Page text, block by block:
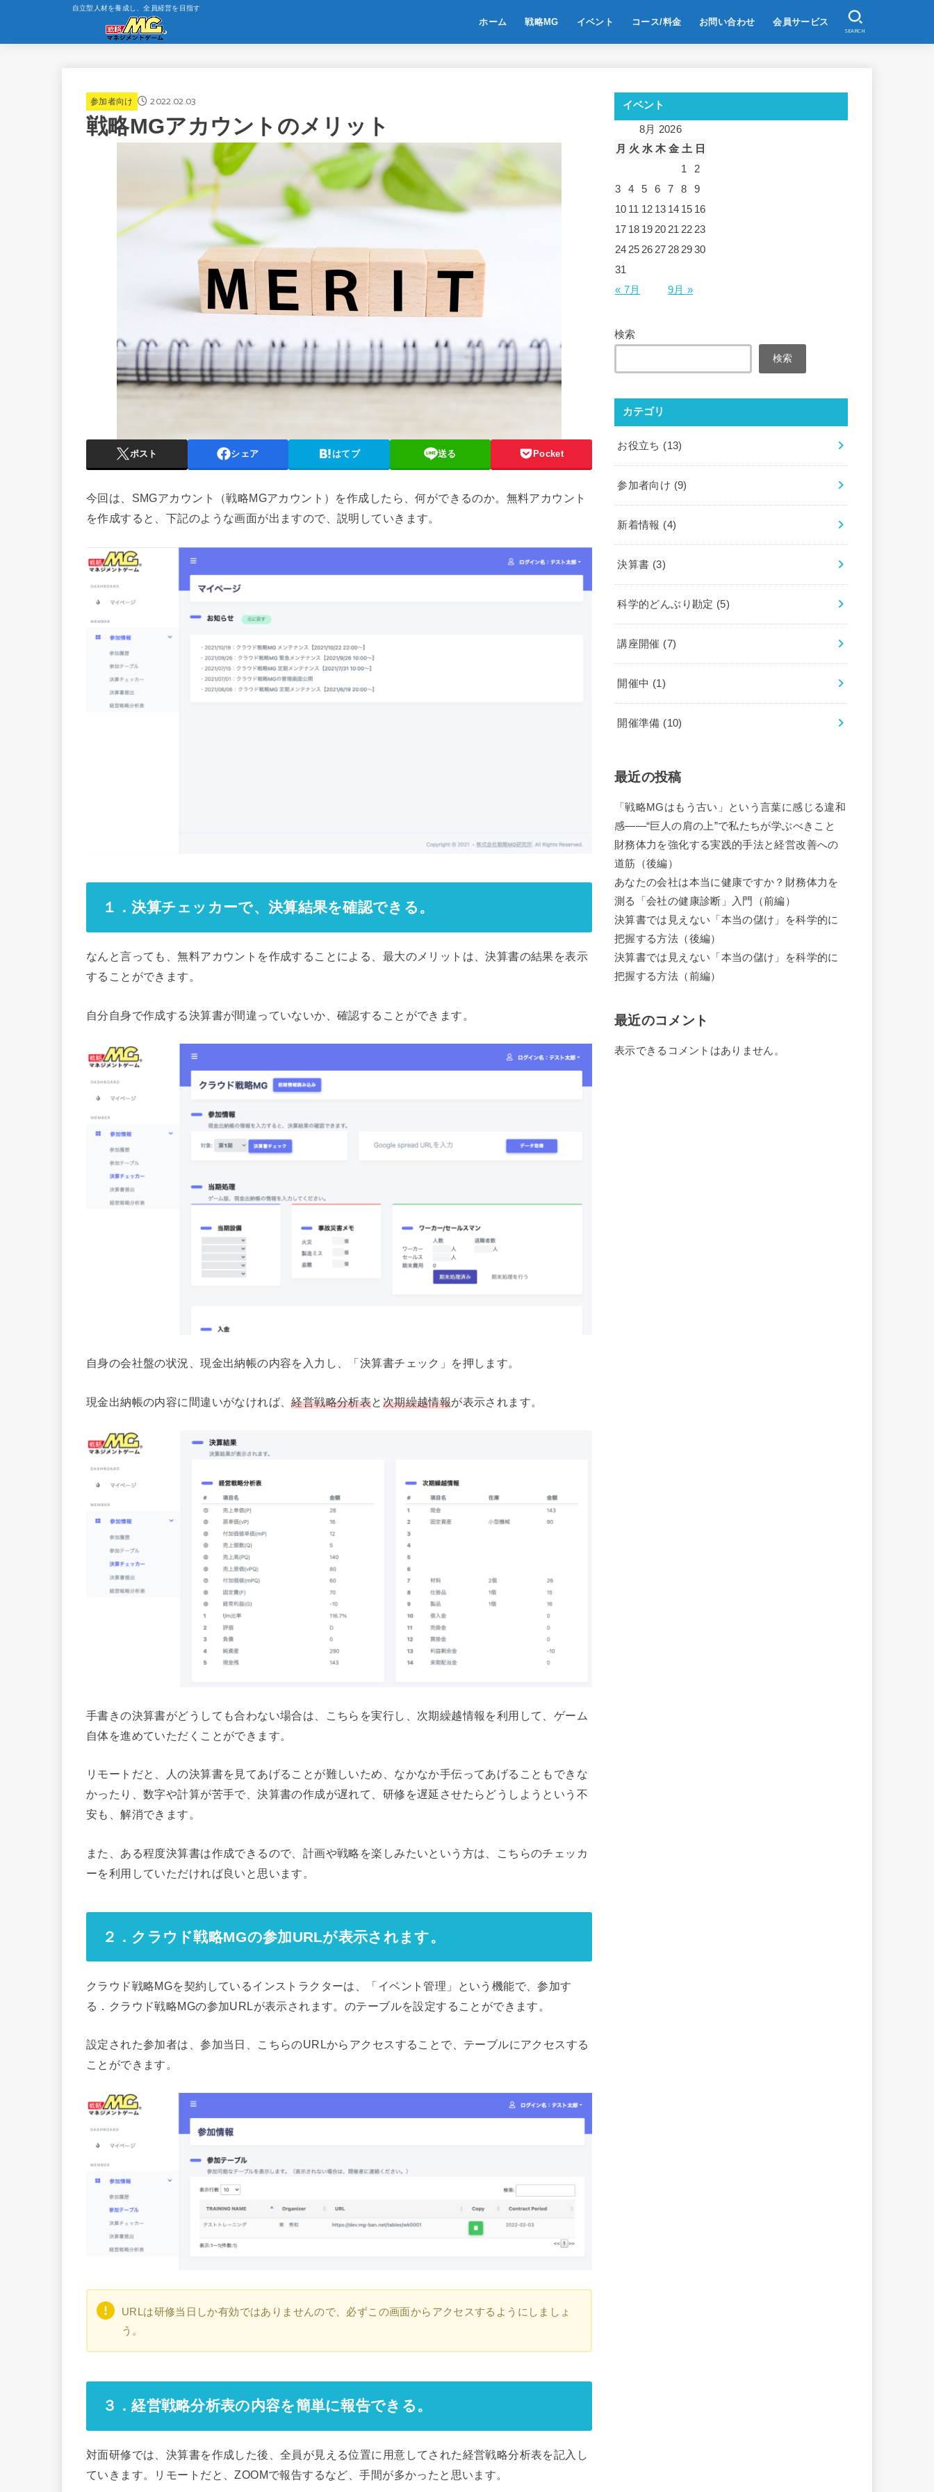
自立型人材を養成し、全員経営を目指す
ホーム 戦略MG イベント コース/料金 お問い合わせ 会員サービス
SEARCH
参加者向け 2022.02.03
戦略MGアカウントのメリット
ポスト シェア はてブ 送る Pocket
今回は、SMGアカウント（戦略MGアカウント）を作成したら、何ができるのか。無料アカウント
を作成すると、下記のような画面が出ますので、説明していきます。
１．決算チェッカーで、決算結果を確認できる。
なんと言っても、無料アカウントを作成することによる、最大のメリットは、決算書の結果を表示
することができます。
自分自身で作成する決算書が間違っていないか、確認することができます。
自身の会社盤の状況、現金出納帳の内容を入力し、「決算書チェック」を押します。
現金出納帳の内容に間違いがなければ、経営戦略分析表と 次期繰越情報が表示されます。
手書きの決算書がどうしても合わない場合は、こちらを実行し、次期繰越情報を利用して、ゲーム
自体を進めていただくことができます。
リモートだと、人の決算書を見てあげることが難しいため、なかなか手伝ってあげることもできな
かったり、数字や計算が苦手で、決算書の作成が遅れて、研修を遅延させたらどうしようという不
安も、解消できます。
また、ある程度決算書は作成できるので、計画や戦略を楽しみたいという方は、こちらのチェッカ
ーを利用していただければ良いと思います。
２．クラウド戦略MGの参加URLが表示されます。
クラウド戦略MGを契約しているインストラクターは、「イベント管理」という機能で、参加す
る．クラウド戦略MGの参加URLが表示されます。のテーブルを設定することができます。
設定された参加者は、参加当日、こちらのURLからアクセスすることで、テーブルにアクセスする
ことができます。
URLは研修当日しか有効ではありませんので、必ずこの画面からアクセスするようにしましょ
う。
３．経営戦略分析表の内容を簡単に報告できる。
対面研修では、決算書を作成した後、全員が見える位置に用意してされた経営戦略分析表を記入し
ていきます。リモートだと、ZOOMで報告するなど、手間が多かったと思います。
イベント
8月 2026
月 火 水 木 金 土 日
1
2
3
4 5 6 7 8
9
10 11 12 13 14 15 16
17 18 19 20 21 22 23
24 25 26 27 28 2930
31
« 7月
9月 »
検索
検索
カテゴリ
お役立ち (13)
参加者向け (9)
新着情報 (4)
決算書 (3)
科学的どんぶり勘定 (5)
講座開催 (7)
開催中 (1)
開催準備 (10)
最近の投稿
「戦略MGはもう古い」という言葉に感じる違和
感――“巨人の肩の上”で私たちが学ぶべきこと
財務体力を強化する実践的手法と経営改善への
道筋（後編）
あなたの会社は本当に健康ですか？財務体力を
測る「会社の健康診断」入門（前編）
決算書では見えない「本当の儲け」を科学的に
把握する方法（後編）
決算書では見えない「本当の儲け」を科学的に
把握する方法（前編）
最近のコメント
表示できるコメントはありません。